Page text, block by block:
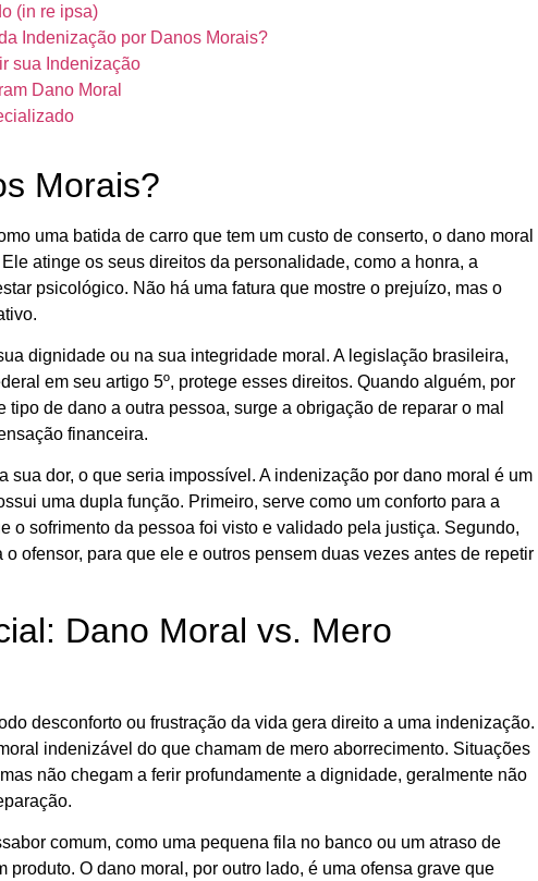
(in re ipsa)
Indenização por Danos Morais?
sua Indenização
Dano Moral
Morais?
uma batida de carro que tem um custo de conserto, o dano moral
atinge os seus direitos da personalidade, como a honra, a
psicológico. Não há uma fatura que mostre o prejuízo, mas o
dignidade ou na sua integridade moral. A legislação brasileira,
em seu artigo 5º, protege esses direitos. Quando alguém, por
tipo de dano a outra pessoa, surge a obrigação de reparar o mal
financeira.
sua dor, o que seria impossível. A indenização por dano moral é um
uma dupla função. Primeiro, serve como um conforto para a
o sofrimento da pessoa foi visto e validado pela justiça. Segundo,
ofensor, para que ele e outros pensem duas vezes antes de repetir
Dano Moral vs. Mero
desconforto ou frustração da vida gera direito a uma indenização.
indenizável do que chamam de mero aborrecimento. Situações
não chegam a ferir profundamente a dignidade, geralmente não
comum, como uma pequena fila no banco ou um atraso de
produto. O dano moral, por outro lado, é uma ofensa grave que